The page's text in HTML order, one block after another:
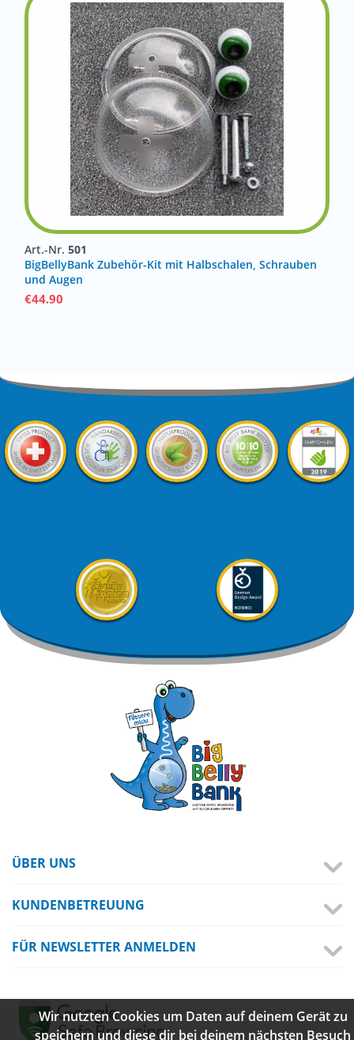
Art.-Nr. 501
BigBellyBank Zubehör-Kit mit Halbschalen, Schrauben
und Augen
€44.90
ÜBER UNS
KUNDENBETREUUNG
FÜR NEWSLETTER ANMELDEN
Wir nutzten Cookies um Daten auf deinem Gerät zu
speichern und diese dir bei deinem nächsten Besuch